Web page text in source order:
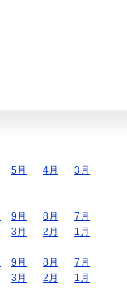
5月 4月
3月
9月 8月
7月
3月 2月
1月
9月 8月
7月
3月 2月
1月